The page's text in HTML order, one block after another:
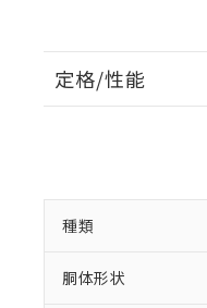
定格/性能
種類
胴体形状